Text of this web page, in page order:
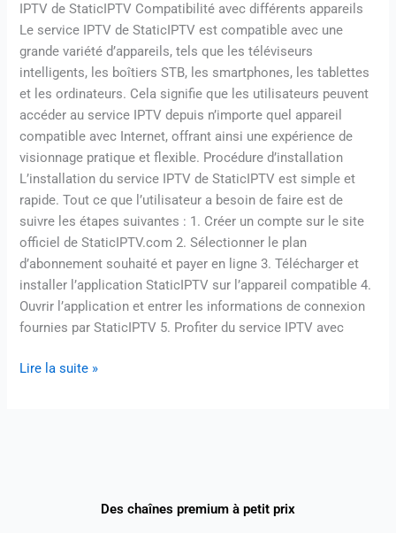
IPTV de StaticIPTV Compatibilité avec différents appareils
Le service IPTV de StaticIPTV est compatible avec une
grande variété d’appareils, tels que les téléviseurs
intelligents, les boîtiers STB, les smartphones, les tablettes
et les ordinateurs. Cela signifie que les utilisateurs peuvent
accéder au service IPTV depuis n’importe quel appareil
compatible avec Internet, offrant ainsi une expérience de
visionnage pratique et flexible. Procédure d’installation
L’installation du service IPTV de StaticIPTV est simple et
rapide. Tout ce que l’utilisateur a besoin de faire est de
suivre les étapes suivantes : 1. Créer un compte sur le site
officiel de StaticIPTV.com 2. Sélectionner le plan
d’abonnement souhaité et payer en ligne 3. Télécharger et
installer l’application StaticIPTV sur l’appareil compatible 4.
Ouvrir l’application et entrer les informations de connexion
fournies par StaticIPTV 5. Profiter du service IPTV avec
Lire la suite »
Des chaînes premium à petit prix